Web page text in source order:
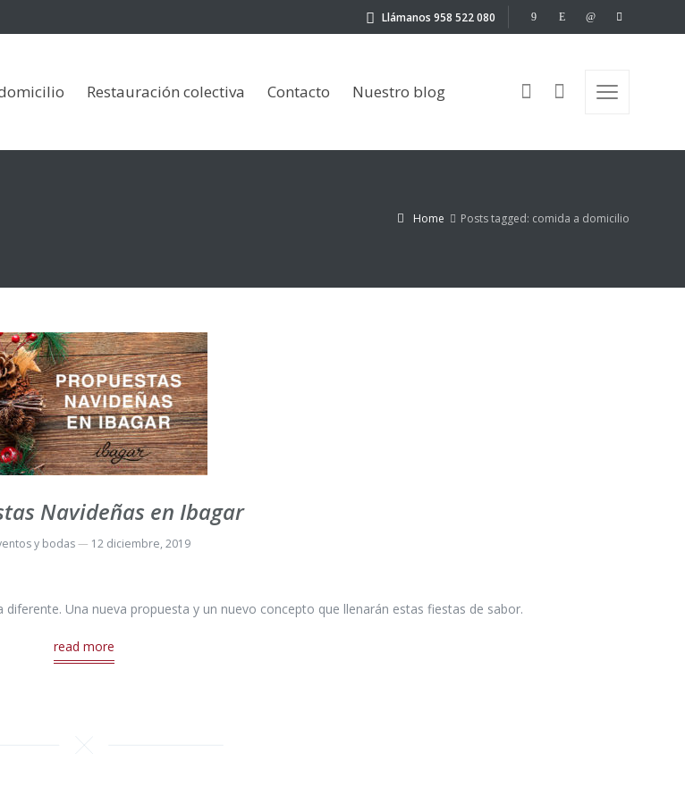
Llámanos 958 522 080
Restauración colectiva Contacto Nuestro blog
Nuestro blog
Home Posts tagged: comida a domicilio
Navideñas en Ibagar
y bodas 12 diciembre, 2019
Una nueva propuesta y un nuevo concepto que llenarán estas fiestas de sabor.
read more